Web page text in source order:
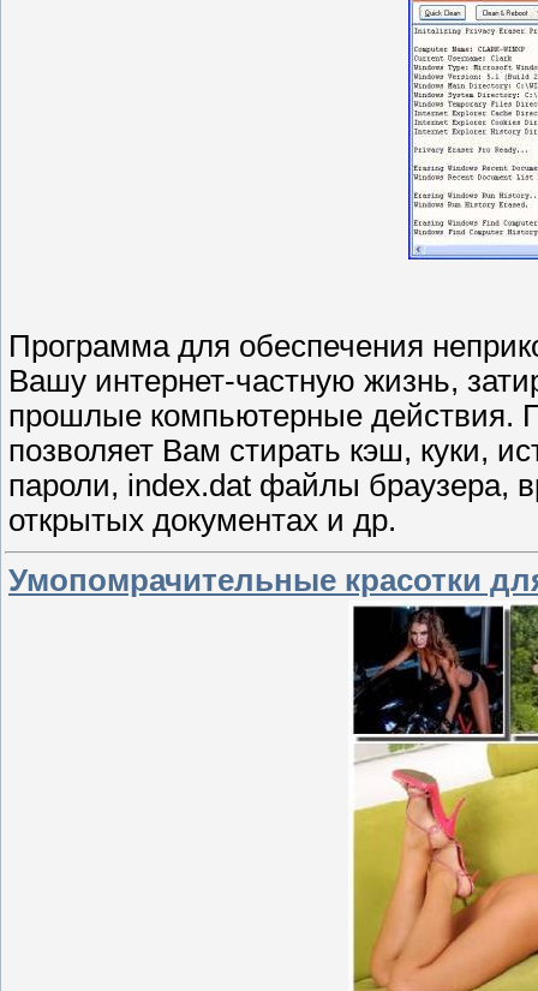
Программа для обеспечения
Вашу интернет-частную жизнь,
прошлые компьютерные действия.
позволяет Вам стирать кэш, куки,
пароли, index.dat файлы браузера,
открытых документах и др.
Умопомрачительные красотки